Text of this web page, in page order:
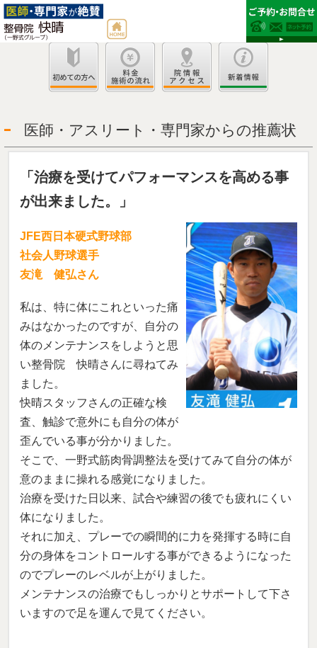
医師・アスリート・専門家からの推薦状
「治療を受けてパフォーマンスを高める事
が出来ました。」
JFE西日本硬式野球部
社会人野球選手
友滝 健弘さん
私は、特に体にこれといった痛
みはなかったのですが、自分の
体のメンテナンスをしようと思
い整骨院 快晴さんに尋ねてみ
ました。
快晴スタッフさんの正確な検
査、触診で意外にも自分の体が
歪んでいる事が分かりました。
そこで、一野式筋肉骨調整法を受けてみて自分の体が
意のままに操れる感覚になりました。
治療を受けた日以来、試合や練習の後でも疲れにくい
体になりました。
それに加え、プレーでの瞬間的に力を発揮する時に自
分の身体をコントロールする事ができるようになった
のでプレーのレベルが上がりました。
メンテナンスの治療でもしっかりとサポートして下さ
いますので足を運んで見てください。